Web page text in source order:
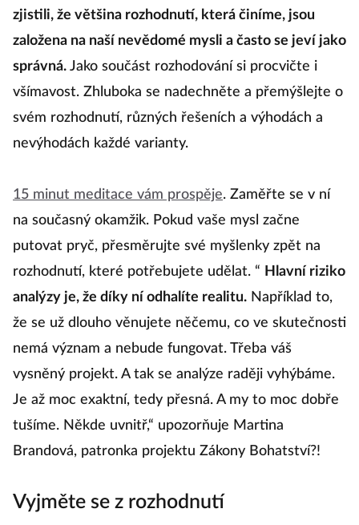
zjistili, že většina rozhodnutí, která činíme, jsou
založena na naší nevědomé mysli a často se jeví jako
správná. Jako součást rozhodování si procvičte i
všímavost. Zhluboka se nadechněte a přemýšlejte o
svém rozhodnutí, různých řešeních a výhodách a
nevýhodách každé varianty.
15 minut meditace vám prospěje. Zaměřte se v ní
na současný okamžik. Pokud vaše mysl začne
putovat pryč, přesměrujte své myšlenky zpět na
rozhodnutí, které potřebujete udělat. “ Hlavní riziko
analýzy je, že díky ní odhalíte realitu. Například to,
že se už dlouho věnujete něčemu, co ve skutečnosti
nemá význam a nebude fungovat. Třeba váš
vysněný projekt. A tak se analýze raději vyhýbáme.
Je až moc exaktní, tedy přesná. A my to moc dobře
tušíme. Někde uvnitř,“ upozorňuje Martina
Brandová, patronka projektu Zákony Bohatství?!
Vyjměte se z rozhodnutí